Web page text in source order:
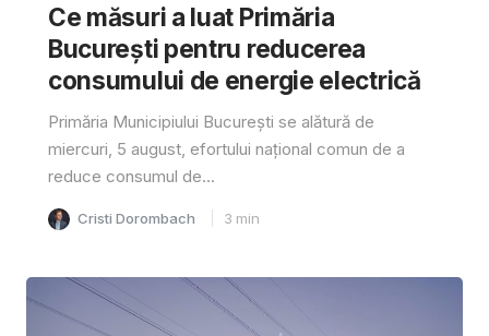
Ce măsuri a luat Primăria
București pentru reducerea
consumului de energie electrică
Primăria Municipiului București se alătură de
miercuri, 5 august, efortului național comun de a
reduce consumul de...
Cristi Dorombach 3 min